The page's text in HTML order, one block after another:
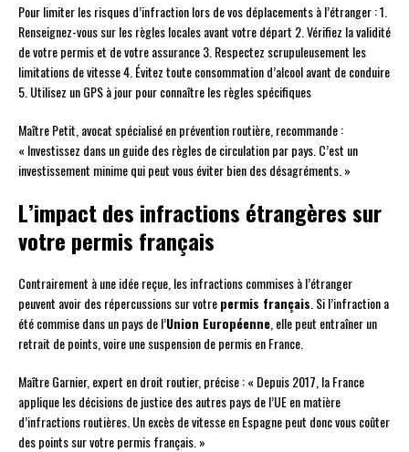
Pour limiter les risques d’infraction lors de vos déplacements à l’étranger : 1.
Renseignez-vous sur les règles locales avant votre départ 2. Vérifiez la validité
de votre permis et de votre assurance 3. Respectez scrupuleusement les
limitations de vitesse 4. Évitez toute consommation d’alcool avant de conduire
5. Utilisez un GPS à jour pour connaître les règles spécifiques
Maître Petit, avocat spécialisé en prévention routière, recommande :
« Investissez dans un guide des règles de circulation par pays. C’est un
investissement minime qui peut vous éviter bien des désagréments. »
L’impact des infractions étrangères sur
votre permis français
Contrairement à une idée reçue, les infractions commises à l’étranger
peuvent avoir des répercussions sur votrepermis français . Si l’infraction a
été commise dans un pays de l’Union Européenne , elle peut entraîner un
retrait de points, voire une suspension de permis en France.
Maître Garnier, expert en droit routier, précise : « Depuis 2017, la France
applique les décisions de justice des autres pays de l’UE en matière
d’infractions routières. Un excès de vitesse en Espagne peut donc vous coûter
des points sur votre permis français. »